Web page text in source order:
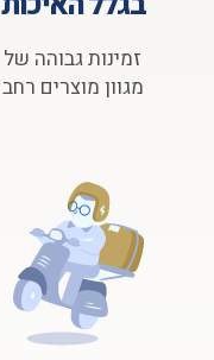
זמינות גבוהה של
מגוון מוצרים רחב